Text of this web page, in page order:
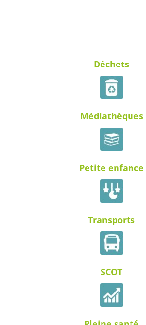
Déchets
Médiathèques
Petite enfance
Transports
SCOT